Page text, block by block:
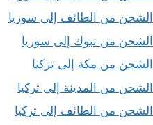
الشحن من الطائف إلى سوريا
الشحن من تبوك إلى سوريا
الشحن من مكة إلى تركيا
الشحن من المدينة إلى تركيا
الشحن من الطائف إلى تركيا